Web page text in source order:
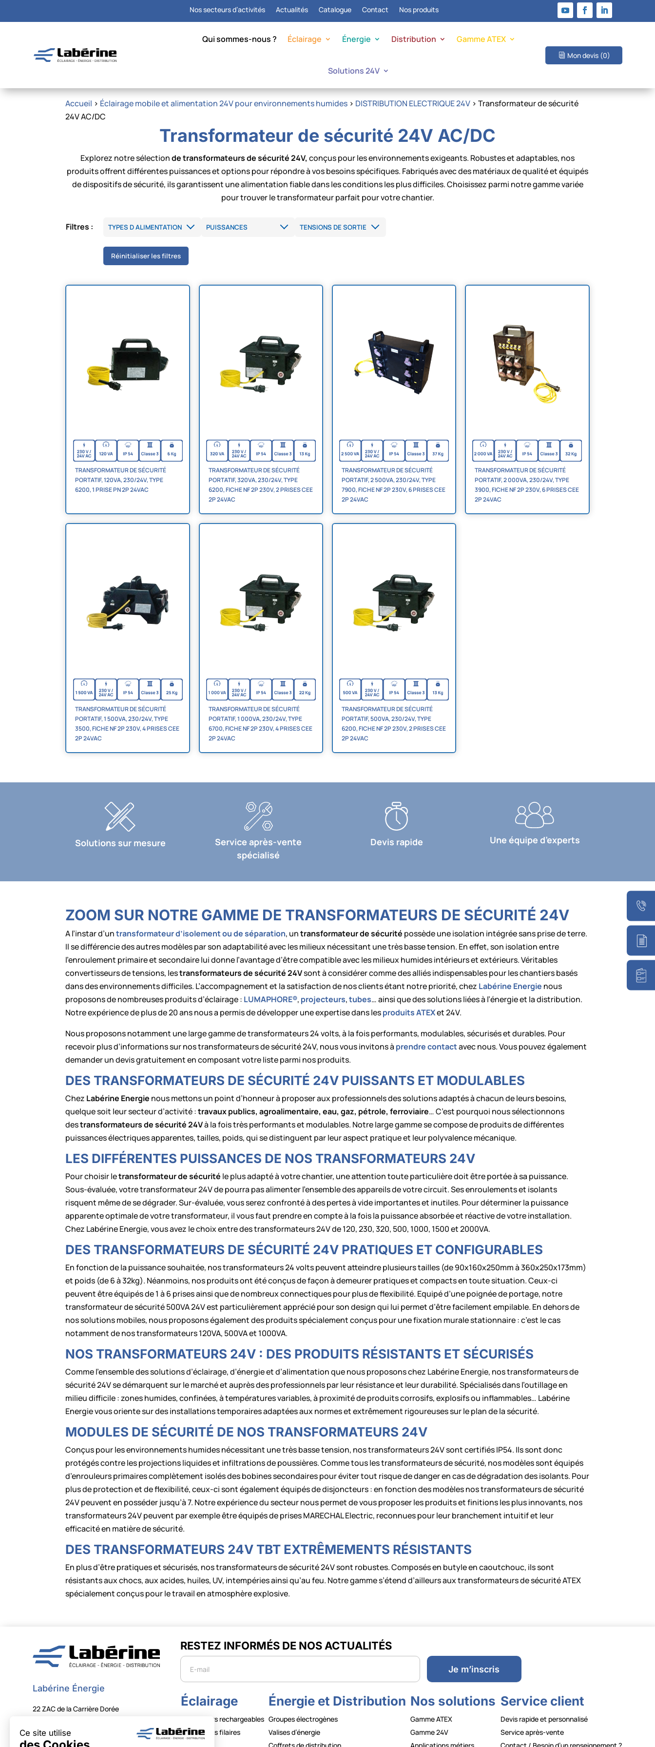
Nos secteurs d’activités Actualités Catalogue Contact Nos produits
Qui sommes-nous ? Éclairage Énergie Distribution Gamme ATEX
Solutions 24V
Mon devis (0)
Accueil > Éclairage mobile et alimentation 24V pour environnements humides > DISTRIBUTION ELECTRIQUE 24V > Transformateur de sécurité
24V AC/DC
Transformateur de sécurité 24V AC/DC
Explorez notre sélectionde transformateurs de sécurité 24V, conçus pour les environnements exigeants. Robustes et adaptables, nos
produits offrent différentes puissances et options pour répondre à vos besoins spécifiques. Fabriqués avec des matériaux de qualité et équipés
de dispositifs de sécurité, ils garantissent une alimentation fiable dans les conditions les plus difficiles. Choisissez parmi notre gamme variée
pour trouver le transformateur parfait pour votre chantier.
Filtres :
Réinitialiser les filtres
TRANSFORMATEUR DE SÉCURITÉ
PORTATIF, 120VA, 230/24V, TYPE
6200, 1 PRISE PN 2P 24VAC
TRANSFORMATEUR DE SÉCURITÉ
PORTATIF, 320VA, 230/24V, TYPE
6200, FICHE NF 2P 230V, 2 PRISES CEE
2P 24VAC
TRANSFORMATEUR DE SÉCURITÉ
PORTATIF, 2 500VA, 230/24V, TYPE
7900, FICHE NF 2P 230V, 6 PRISES CEE
2P 24VAC
TRANSFORMATEUR DE SÉCURITÉ
PORTATIF, 2 000VA, 230/24V, TYPE
3900, FICHE NF 2P 230V, 6 PRISES CEE
2P 24VAC
TRANSFORMATEUR DE SÉCURITÉ
PORTATIF, 1 500VA, 230/24V, TYPE
3500, FICHE NF 2P 230V, 4 PRISES CEE
2P 24VAC
TRANSFORMATEUR DE SÉCURITÉ
PORTATIF, 1 000VA, 230/24V, TYPE
6700, FICHE NF 2P 230V, 4 PRISES CEE
2P 24VAC
TRANSFORMATEUR DE SÉCURITÉ
PORTATIF, 500VA, 230/24V, TYPE
6200, FICHE NF 2P 230V, 2 PRISES CEE
2P 24VAC
Solutions sur mesure
Service après-vente
spécialisé
Devis rapide Une équipe d’experts
ZOOM SUR NOTRE GAMME DE TRANSFORMATEURS DE SÉCURITÉ 24V
A l’instar d’untransformateur d’isolement ou de séparation, untransformateur de sécurité possède une isolation intégrée sans prise de terre.
Il se différencie des autres modèles par son adaptabilité avec les milieux nécessitant une très basse tension. En effet, son isolation entre
l’enroulement primaire et secondaire lui donne l’avantage d’être compatible avec les milieux humides intérieurs et extérieurs. Véritables
convertisseurs de tensions, lestransformateurs de sécurité 24Vsont à considérer comme des alliés indispensables pour les chantiers basés
dans des environnements difficiles. L’accompagnement et la satisfaction de nos clients étant notre priorité, chez Labérine Energie nous
proposons de nombreuses produits d’éclairage : LUMAPHORE®, projecteurs,tubes… ainsi que des solutions liées à l’énergie et la distribution.
Notre expérience de plus de 20 ans nous a permis de développer une expertise dans lesproduits ATEXet 24V.
Nous proposons notamment une large gamme de transformateurs 24 volts, à la fois performants, modulables, sécurisés et durables. Pour
recevoir plus d’informations sur nos transformateurs de sécurité 24V, nous vous invitons à prendre contactavec nous. Vous pouvez également
demander un devis gratuitement en composant votre liste parmi nos produits.
DES TRANSFORMATEURS DE SÉCURITÉ 24V PUISSANTS ET MODULABLES
Chez Labérine Energie nous mettons un point d’honneur à proposer aux professionnels des solutions adaptés à chacun de leurs besoins,
quelque soit leur secteur d’activité :travaux publics, agroalimentaire, eau, gaz, pétrole, ferroviaire… C’est pourquoi nous sélectionnons
destransformateurs de sécurité 24Và la fois très performants et modulables. Notre large gamme se compose de produits de différentes
puissances électriques apparentes, tailles, poids, qui se distinguent par leur aspect pratique et leur polyvalence mécanique.
LES DIFFÉRENTES PUISSANCES DE NOS TRANSFORMATEURS 24V
Pour choisir letransformateur de sécurité le plus adapté à votre chantier, une attention toute particulière doit être portée à sa puissance.
Sous-évaluée, votre transformateur 24V de pourra pas alimenter l’ensemble des appareils de votre circuit. Ses enroulements et isolants
risquent même de se dégrader. Sur-évaluée, vous serez confronté à des pertes à vide importantes et inutiles. Pour déterminer la puissance
apparente optimale de votre transformateur, il vous faut prendre en compte à la fois la puissance absorbée et réactive de votre installation.
Chez Labérine Energie, vous avez le choix entre des transformateurs 24V de 120, 230, 320, 500, 1000, 1500 et 2000VA.
DES TRANSFORMATEURS DE SÉCURITÉ 24V PRATIQUES ET CONFIGURABLES
En fonction de la puissance souhaitée, nos transformateurs 24 volts peuvent atteindre plusieurs tailles (de 90x160x250mm à 360x250x173mm)
et poids (de 6 à 32kg). Néanmoins, nos produits ont été conçus de façon à demeurer pratiques et compacts en toute situation. Ceux-ci
peuvent être équipés de 1 à 6 prises ainsi que de nombreux connectiques pour plus de flexibilité. Equipé d’une poignée de portage, notre
transformateur de sécurité 500VA 24V est particulièrement apprécié pour son design qui lui permet d’être facilement empilable. En dehors de
nos solutions mobiles, nous proposons également des produits spécialement conçus pour une fixation murale stationnaire : c’est le cas
notamment de nos transformateurs 120VA, 500VA et 1000VA.
NOS TRANSFORMATEURS 24V : DES PRODUITS RÉSISTANTS ET SÉCURISÉS
Comme l’ensemble des solutions d’éclairage, d’énergie et d’alimentation que nous proposons chez Labérine Energie, nos transformateurs de
sécurité 24V se démarquent sur le marché et auprès des professionnels par leur résistance et leur durabilité. Spécialisés dans l’outillage en
milieu difficile : zones humides, confinées, à températures variables, à proximité de produits corrosifs, explosifs ou inflammables… Labérine
Energie vous oriente sur des installations temporaires adaptées aux normes et extrêmement rigoureuses sur le plan de la sécurité.
MODULES DE SÉCURITÉ DE NOS TRANSFORMATEURS 24V
Conçus pour les environnements humides nécessitant une très basse tension, nos transformateurs 24V sont certifiés IP54. Ils sont donc
protégés contre les projections liquides et infiltrations de poussières. Comme tous les transformateurs de sécurité, nos modèles sont équipés
d’enrouleurs primaires complètement isolés des bobines secondaires pour éviter tout risque de danger en cas de dégradation des isolants. Pour
plus de protection et de flexibilité, ceux-ci sont également équipés de disjoncteurs : en fonction des modèles nos transformateurs de sécurité
24V peuvent en posséder jusqu’à 7. Notre expérience du secteur nous permet de vous proposer les produits et finitions les plus innovants, nos
transformateurs 24V peuvent par exemple être équipés de prises MARECHAL Electric, reconnues pour leur branchement intuitif et leur
efficacité en matière de sécurité.
DES TRANSFORMATEURS 24V TBT EXTRÊMEMENTS RÉSISTANTS
En plus d’être pratiques et sécurisés, nos transformateurs de sécurité 24V sont robustes. Composés en butyle en caoutchouc, ils sont
résistants aux chocs, aux acides, huiles, UV, intempéries ainsi qu’au feu. Notre gamme s’étend d’ailleurs aux transformateurs de sécurité ATEX
spécialement conçus pour le travail en atmosphère explosive.
Labérine Énergie
22 ZAC de la Carrière Dorée
+33 (0)3 20 61 68 00
RESTEZ INFORMÉS DE NOS ACTUALITÉS
Newsletter
Je m’inscris
Éclairage
Projecteurs rechargeables
Projecteurs filaires
Énergie et Distribution
Groupes électrogènes
Valises d’énergie
Nos solutions
Gamme ATEX
Gamme 24V
Service client
Devis rapide et personnalisé
Service après-vente